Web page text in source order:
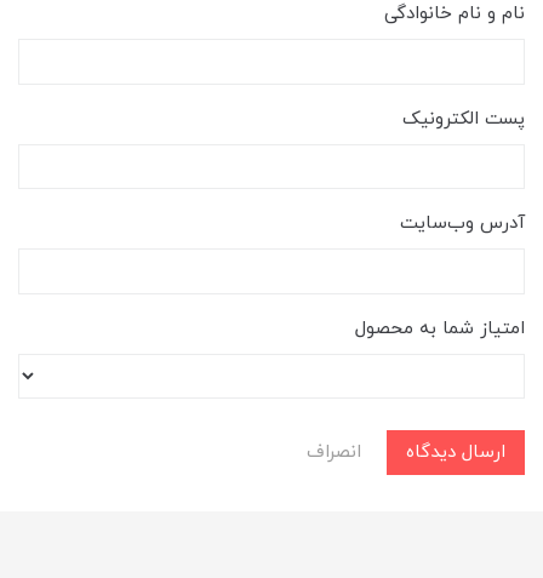
نام و نام خانوادگی
پست الکترونیک
آدرس وب‌سایت
امتیاز شما به محصول
ارسال دیدگاه انصراف